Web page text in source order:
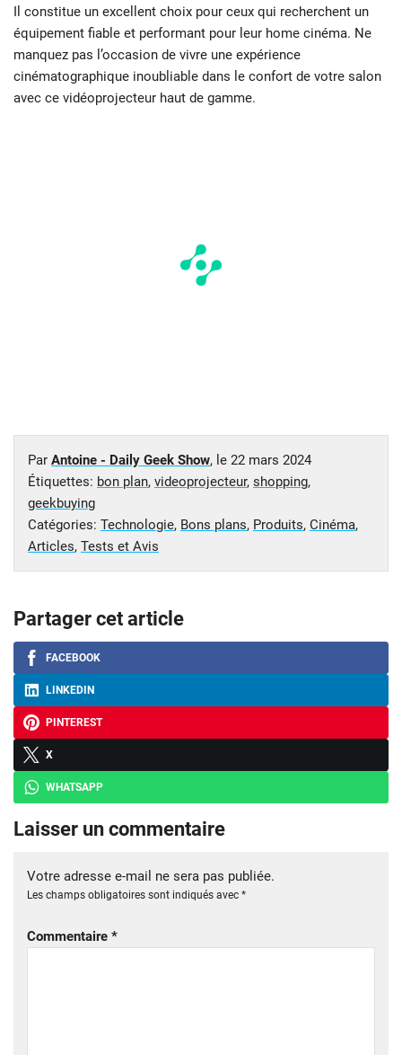
Il constitue un excellent choix pour ceux qui recherchent un
équipement fiable et performant pour leur home cinéma. Ne
manquez pas l’occasion de vivre une expérience
cinématographique inoubliable dans le confort de votre salon
avec ce vidéoprojecteur haut de gamme.
Par Antoine - Daily Geek Show, le 22 mars 2024
Étiquettes: bon plan, videoprojecteur, shopping,
geekbuying
Catégories: Technologie, Bons plans, Produits, Cinéma,
Articles, Tests et Avis
Partager cet article
FACEBOOK
LINKEDIN
PINTEREST
X
WHATSAPP
Laisser un commentaire
Votre adresse e-mail ne sera pas publiée.
Les champs obligatoires sont indiqués avec *
Commentaire *